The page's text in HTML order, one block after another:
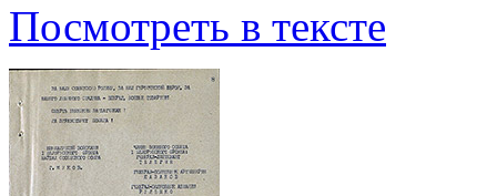
Посмотреть в тексте